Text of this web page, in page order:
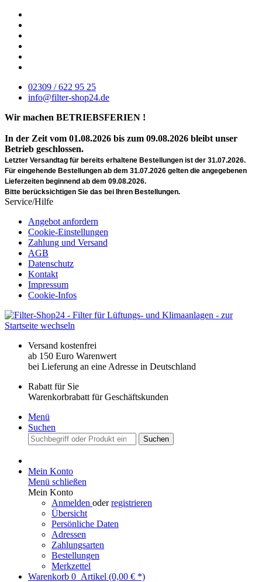
02309 / 622 95 25
info@filter-shop24.de
Wir machen BETRIEBSFERIEN !
In der Zeit vom 01.08.2026 bis zum 09.08.2026 bleibt unser
Betrieb geschlossen.
Letzter Versandtag für bereits erhaltene Bestellungen ist der 31.07.2026.
Für eingehende Bestellungen ab dem 31.07.2026 gelten die angegebenen
Lieferzeiten beginnend ab dem 09.08.2026.
Bitte berücksichtigen Sie das bei Ihren Bestellungen.
Service/Hilfe
Angebot anfordern
Cookie-Einstellungen
Zahlung und Versand
AGB
Datenschutz
Kontakt
Impressum
Cookie-Infos
Versand kostenfrei
ab 150 Euro Warenwert
bei Lieferung an eine Adresse in Deutschland
Rabatt für Sie
Warenkorbrabatt für Geschäftskunden
Menü
Suchen
Suchen
Mein Konto
Menü schließen
Mein Konto
Anmelden oderregistrieren
Übersicht
Persönliche Daten
Adressen
Zahlungsarten
Bestellungen
Merkzettel
Warenkorb 0 Artikel (0,00 € *)